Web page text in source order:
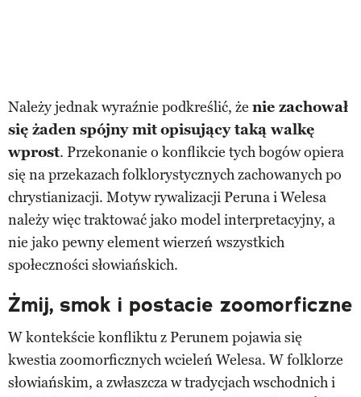
Należy jednak wyraźnie podkreślić, że nie zachował
się żaden spójny mitopisujący taką walkę
wprost. Przekonanie o konflikcie tych bogów opiera
się na przekazach folklorystycznych zachowanych po
chrystianizacji. Motyw rywalizacji Peruna i Welesa
należy więc traktować jako model interpretacyjny, a
nie jako pewny element wierzeń wszystkich
społeczności słowiańskich.
Żmij, smok i postacie zoomorficzne
W kontekście konfliktu z Perunem pojawia się
kwestia zoomorficznych wcieleń Welesa. W folklorze
słowiańskim, a zwłaszcza w tradycjach wschodnich i